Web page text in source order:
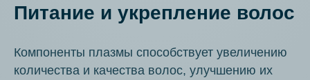
Питание и укрепление волос
Компоненты плазмы способствует увеличению
количества и качества волос, улучшению их